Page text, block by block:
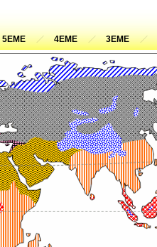
5EME 4EME 3EME